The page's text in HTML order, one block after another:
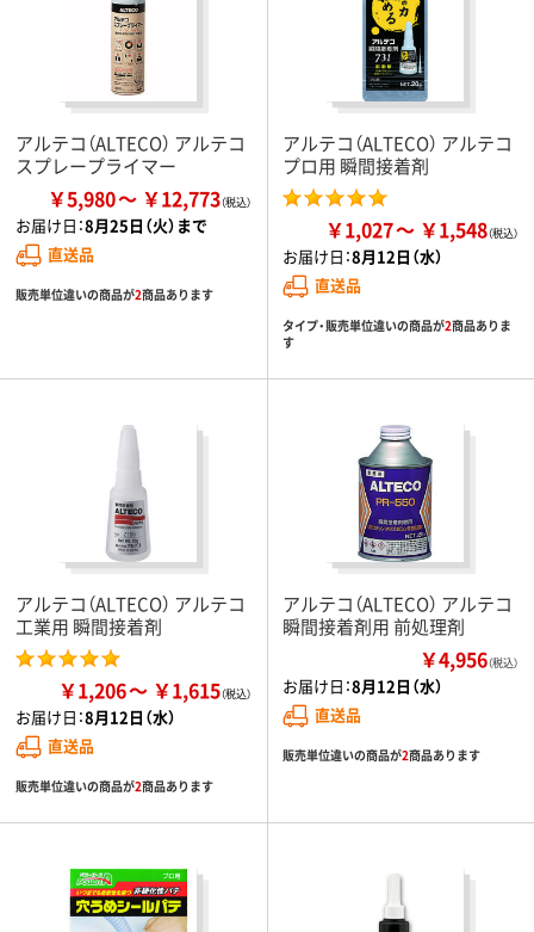
アルテコ（ALTECO） アルテコ
スプレープライマー
￥5,980 ￥12,773
お届け日：8月25日（火）まで
直送品
販売単位違いの商品が2商品あります
アルテコ（ALTECO） アルテコ
プロ用 瞬間接着剤
￥1,027 ￥1,548
お届け日：8月12日（水）
直送品
タイプ・販売単位違いの商品が2商品ありま
す
アルテコ（ALTECO） アルテコ
工業用 瞬間接着剤
￥1,206 ￥1,615
お届け日：8月12日（水）
直送品
販売単位違いの商品が2商品あります
アルテコ（ALTECO） アルテコ
瞬間接着剤用 前処理剤
￥4,956（税込）
お届け日：8月12日（水）
直送品
販売単位違いの商品が2商品あります